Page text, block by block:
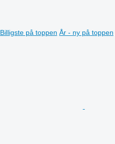
Billigste på toppen År - ny på toppen